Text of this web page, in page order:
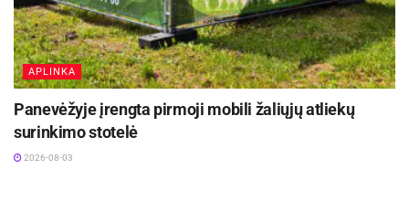
APLINKA
Panevėžyje įrengta pirmoji mobili žaliųjų atliekų
surinkimo stotelė
2026-08-03